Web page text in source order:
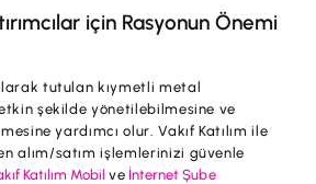
için Rasyonun Önemi
tutulan kıymetli metal
şekilde yönetilebilmesine ve
yardımcı olur. Vakıf Katılım ile
alım/satım işlemlerinizi güvenle
Katılım Mobilve İnternet Şube